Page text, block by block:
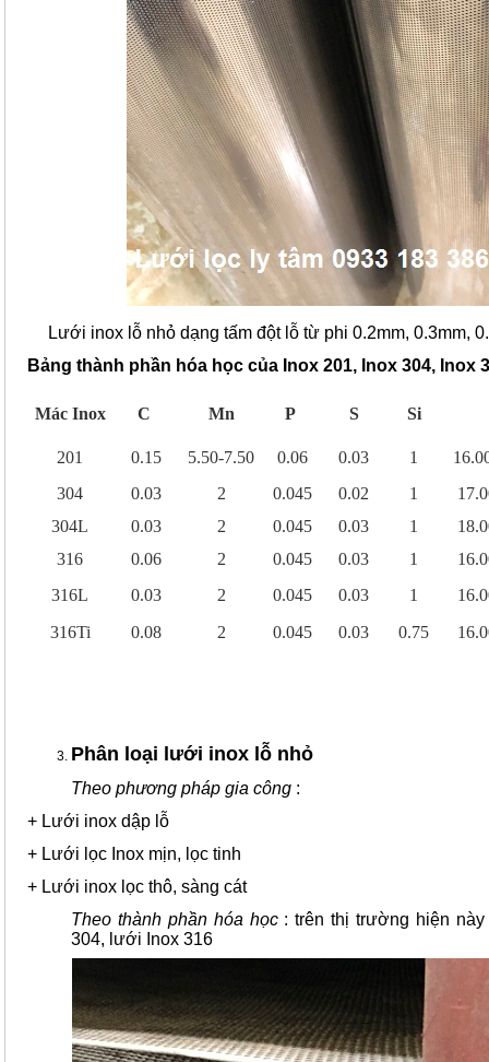
Lưới inox lỗ nhỏ dạng tấm đột lỗ từ phi 0.2mm, 0.3mm,
Bảng thành phần hóa học của Inox 201, Inox 304, Inox
Mác Inox C Mn P S Si
201 0.15 5.50-7.50 0.06 0.03 1
304
0.03 2 0.045 0.02 1
304L
0.03 2 0.045 0.03 1
316
0.06 2 0.045 0.03 1
316L
0.03 2 0.045 0.03 1
316Ti
0.08 2 0.045 0.03 0.75
Phân loại lưới inox lỗ nhỏ
Theo phương pháp gia công :
+ Lưới inox dập lỗ
+ Lưới lọc Inox mịn, lọc tinh
+ Lưới inox lọc thô, sàng cát
Theo thành phần hóa học: trên thị trường hiện
304, lưới Inox 316